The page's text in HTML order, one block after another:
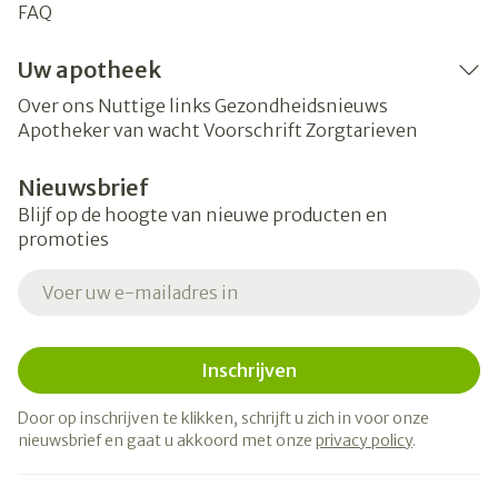
FAQ
Uw apotheek
Over ons Nuttige links Gezondheidsnieuws
Apotheker van wacht Voorschrift Zorgtarieven
Nieuwsbrief
Blijf op de hoogte van nieuwe producten en
promoties
Inschrijven
Door op inschrijven te klikken, schrijft u zich in voor onze
nieuwsbrief en gaat u akkoord met onze privacy policy.